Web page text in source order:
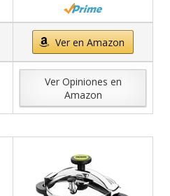
Ver en Amazon
Ver Opiniones en
Amazon